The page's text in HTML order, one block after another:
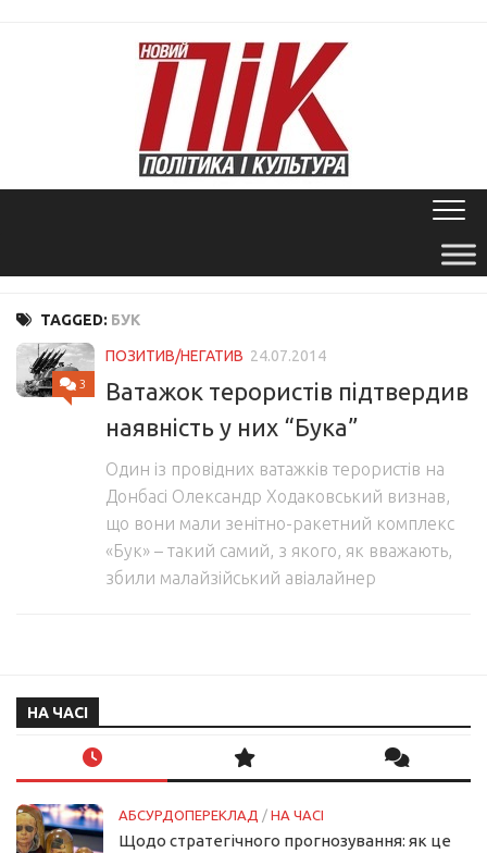
TAGGED: БУК
3
ПОЗИТИВ/НЕГАТИВ 24.07.2014
Ватажок терористів підтвердив
наявність у них “Бука”
Один із провідних ватажків терористів на
Донбасі Олександр Ходаковський визнав,
що вони мали зенітно-ракетний комплекс
«Бук» – такий самий, з якого, як вважають,
збили малайзійський авіалайнер
НА ЧАСІ
АБСУРДОПЕРЕКЛАД / НА ЧАСІ
Щодо стратегічного прогнозування: як це